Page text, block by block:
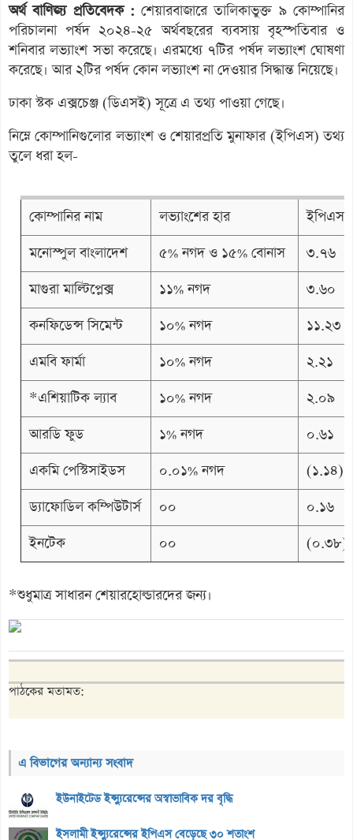
অর্থ বাণিজ্য প্রতিবেদক : শেয়ারবাজারে তালিকাভুক্ত ৯ কোম্পানির
পরিচালনা পর্ষদ ২০২৪-২৫ অর্থবছরের ব্যবসায় বৃহস্পতিবার ও
শনিবার লভ্যাংশ সভা করেছে। এরমধ্যে ৭টির পর্ষদ লভ্যাংশ ঘোষণা
করেছে। আর ২টির পর্ষদ কোন লভ্যাংশ না দেওয়ার সিদ্ধান্ত নিয়েছে।
ঢাকা স্টক এক্সচেঞ্জ (ডিএসই) সূত্রে এ তথ্য পাওয়া গেছে।
নিম্নে কোম্পানিগুলোর লভ্যাংশ ও শেয়ারপ্রতি মুনাফার (ইপিএস) তথ্য
তুলে ধরা হল-
কোম্পানির নাম লভ্যাংশের হার
ইপিএস
মনোস্পুল বাংলাদেশ
৫% নগদ ও ১৫% বোনাস
৩.৭৬
মাগুরা মাল্টিপ্লেক্স
১১% নগদ
৩.৬০
কনফিডেন্স সিমেন্ট
১০% নগদ
১১.২৩
এমবি ফার্মা
১০% নগদ
২.২১
*এশিয়াটিক ল্যাব
১০% নগদ
২.০৯
আরডি ফুড
১% নগদ
০.৬১
একমি পেস্টিসাইডস
০.০১% নগদ
(১.১৪)
ড্যাফোডিল কম্পিউটার্স
০০
০.১৬
ইনটেক
০০ (০.৩৮)
*শুধুমাত্র সাধারন শেয়ারহোল্ডারদের জন্য।
পাঠকের মতামত:
এ বিভাগের অন্যান্য সংবাদ
ইউনাইটেড ইন্স্যুরেন্সের অস্বাভাবিক দর বৃদ্ধি
ইসলামী ইন্স্যুরেন্সের ইপিএস বেড়েছে ৩০ শতাংশ